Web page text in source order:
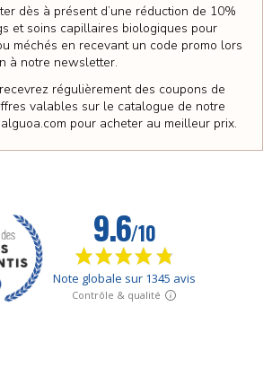
dès à présent d’une réduction de 10%
et soins capillaires biologiques pour
méchés en recevant un code promo lors
à notre newsletter.
régulièrement des coupons de
valables sur le catalogue de notre
pour acheter au meilleur prix.